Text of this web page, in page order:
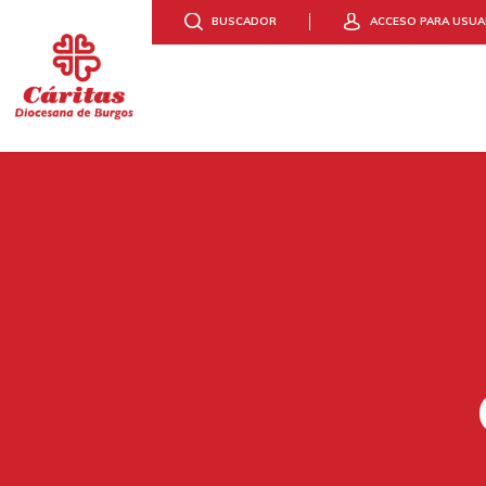
BUSCADOR ACCESO PARA